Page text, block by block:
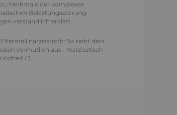
zu Merkmale der komplexen
Belastungsstörung:
verständlich erklärt
Elternteil narzisstisch: So sieht dein
vermutlich aus – Narzisstisch
(1)